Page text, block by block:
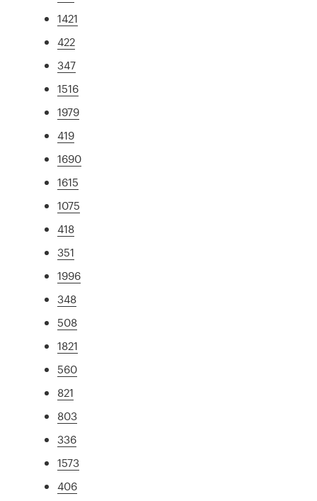
1421
422
347
1516
1979
419
1690
1615
1075
418
351
1996
348
508
1821
560
821
803
336
1573
406